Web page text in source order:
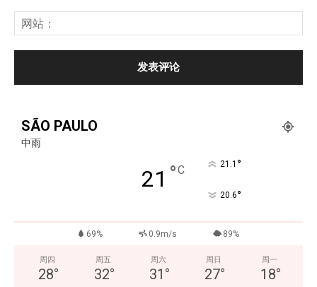
SÃO PAULO
中雨
21 °C 21.1 °
20.6°
69% 0.9m/s 89%
周四
28°
周五
32°
周六
31 °
周日
27°
周一
18°